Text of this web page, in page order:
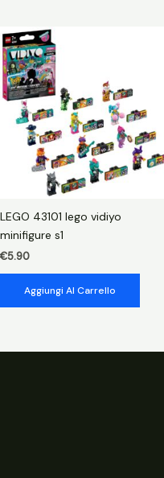
LEGO 43101 lego vidiyo
minifigure s1
€5.90
Aggiungi Al Carrello